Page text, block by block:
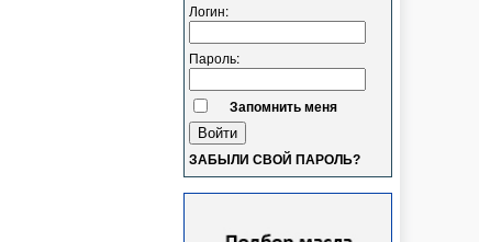
Логин:
Пароль:
Запомнить меня
ЗАБЫЛИ СВОЙ ПАРОЛЬ?